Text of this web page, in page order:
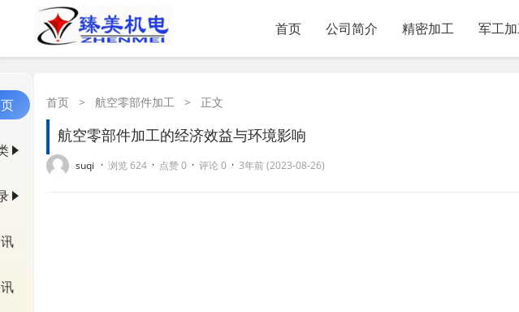
首页 公司简介 精密加工 军工
首页 > 航空零部件加工 > 正文
航空零部件加工的经济效益与环境影响
suqi · 浏览 624 · 点赞 0 · 评论 0 · 3年前 (2023-08-26)